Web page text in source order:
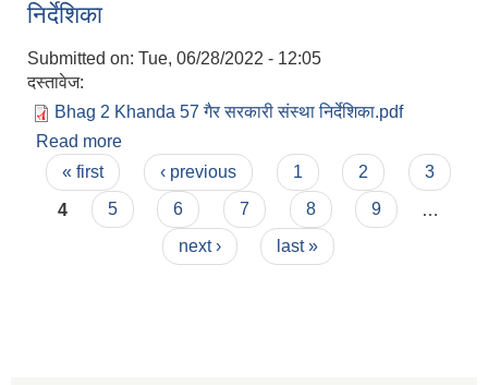
निर्देशिका
Submitted on: Tue, 06/28/2022 - 12:05
दस्तावेज:
Bhag 2 Khanda 57 गैर सरकारी संस्था निर्देशिका.pdf
Read more
निर्देशिका
Pages
« first ‹ previous 1 2
3
4
5 6 7 8 9
next ›
last »